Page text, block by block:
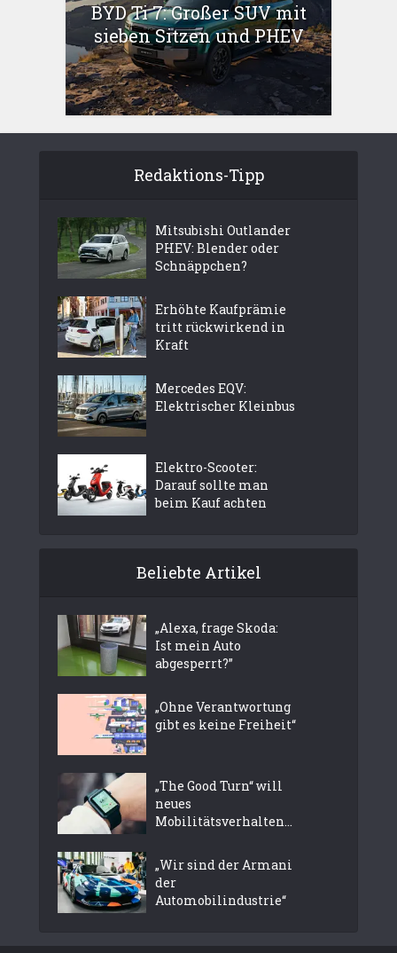
BYD Ti 7: Großer SUV mit
sieben Sitzen und PHEV
Redaktions-Tipp
Mitsubishi Outlander
PHEV: Blender oder
Schnäppchen?
Erhöhte Kaufprämie
tritt rückwirkend in
Kraft
Mercedes EQV:
Elektrischer Kleinbus
Elektro-Scooter:
Darauf sollte man
beim Kauf achten
Beliebte Artikel
„Alexa, frage Skoda:
Ist mein Auto
abgesperrt?”
„Ohne Verantwortung
gibt es keine Freiheit“
„The Good Turn“ will
neues
Mobilitätsverhalten...
„Wir sind der Armani
der
Automobilindustrie“